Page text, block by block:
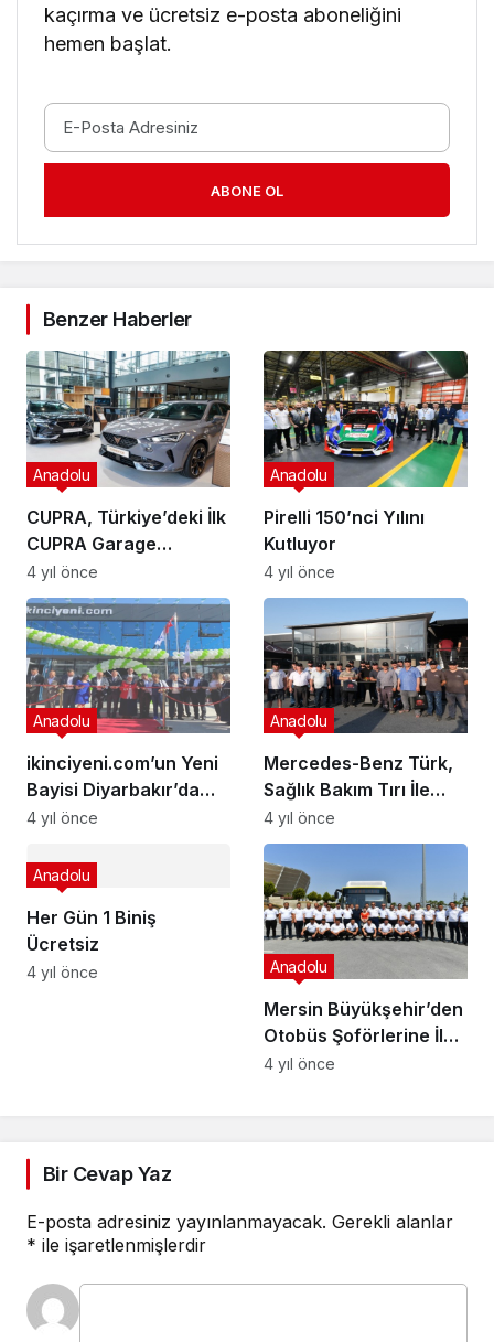
kaçırma ve ücretsiz e-posta aboneliğini
hemen başlat.
ABONE OL
Benzer Haberler
CUPRA, Türkiye’deki İlk
CUPRA Garage
Konseptindeki
Showroomunu Açtı
Anadolu
4 yıl önce
Pirelli 150’nci Yılını
Kutluyor
Anadolu
4 yıl önce
ikinciyeni.com’un Yeni
Bayisi Diyarbakır’da
Açıldı
Anadolu
4 yıl önce
Mercedes-Benz Türk,
Sağlık Bakım Tırı İle
Şoförlerin Yanında Yer
Almaya Devam Ediyor
Anadolu
4 yıl önce
Her Gün 1 Biniş
Ücretsiz
Anadolu
4 yıl önce
Mersin Büyükşehir’den
Otobüs Şoförlerine İleri
Sürüş Teknikleri Eğitimi
Anadolu
4 yıl önce
Bir Cevap Yaz
E-posta adresiniz yayınlanmayacak. Gerekli alanlar
* ile işaretlenmişlerdir